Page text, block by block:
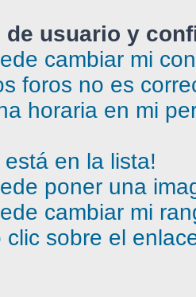
de usuario y
cambiar mi
foros no es
horaria en mi
está en la lista!
poner una
cambiar mi
sobre el